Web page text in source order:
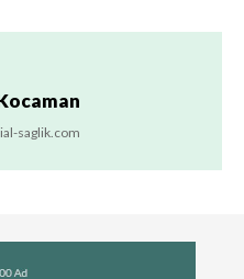
saglik.com